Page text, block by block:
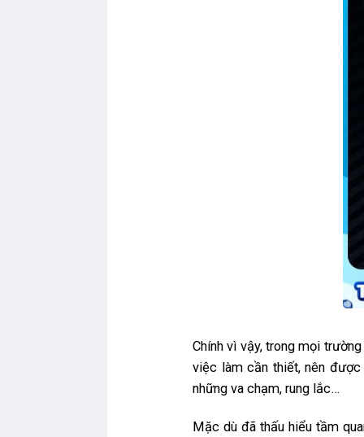
Chính vì vậy, trong mọi
việc làm cần thiết, nên
những va chạm, rung lắc…
Mặc dù đã thấu hiểu tầm